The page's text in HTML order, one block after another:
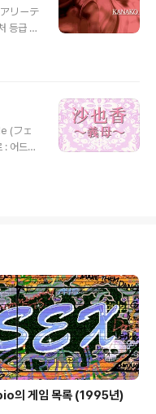
수로 있
과학
의 잠
リーテ
등급 :
ymura
대학
코레에
버티
속된 부
(フェ
어드벤
인 레드
게 되
기의
적 유희
의 게임 목록 (1995년)